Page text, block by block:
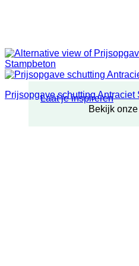
Laat je inspireren
Bekijk
Prijsopgave schutting Antraciet